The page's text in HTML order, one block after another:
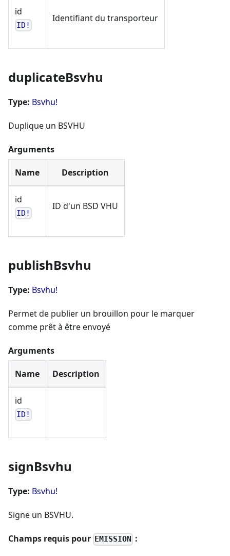
id
ID!
Identifiant du transporteur
duplicateBsvhu
Type: Bsvhu!
Duplique un BSVHU
Arguments
Name Description
id
ID!
ID d'un BSD VHU
publishBsvhu
Type: Bsvhu!
Permet de publier un brouillon pour le marquer
comme prêt à être envoyé
Arguments
Name Description
id
ID!
signBsvhu
Type: Bsvhu!
Signe un BSVHU.
Champs requis pour EMISSION :